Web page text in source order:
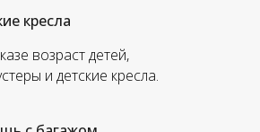
возраст детей,
и детские кресла.
кресла